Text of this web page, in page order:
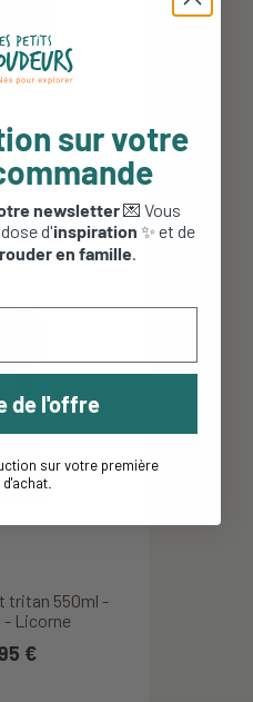
ml en Inox -
à rabat -...
€
tritan 550ml -
- Licorne
€
sur votre
newsletter💌 Vous
d'inspiration ✨ et de
en famille
de l'offre
sur votre première